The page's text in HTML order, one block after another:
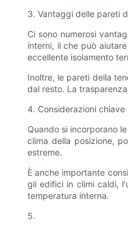
3. Vantaggi delle pareti
Ci sono numerosi
interni, il che può
eccellente isolamento
Inoltre, le pareti della
dal resto. La
4. Considerazioni
Quando si incorporano
clima della posizione,
estreme.
È anche importante
gli edifici in climi caldi,
temperatura interna.
5.